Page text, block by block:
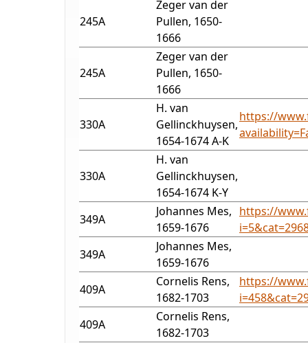
245A
Zeger van der
Pullen, 1650-
1666
245A
Zeger van der
Pullen, 1650-
1666
330A
H. van
Gellinckhuysen,
1654-1674 A-K
https://
330A
H. van
Gellinckhuysen,
1654-1674 K-Y
349A
Johannes Mes,
1659-1676
https://
349A
Johannes Mes,
1659-1676
409A
Cornelis Rens,
1682-1703
https://
409A
Cornelis Rens,
1682-1703